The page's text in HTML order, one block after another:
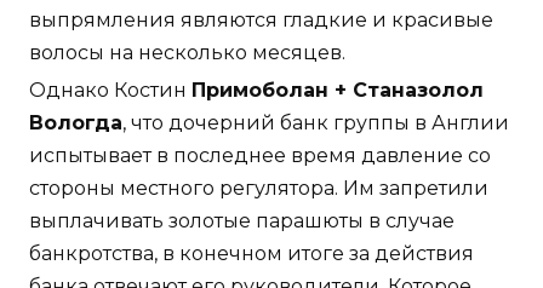
выпрямления являются гладкие и красивые
волосы на несколько месяцев.
Однако Костин Примоболан + Станазолол
Вологда, что дочерний банк группы в Англии
испытывает в последнее время давление со
стороны местного регулятора. Им запретили
выплачивать золотые парашюты в случае
банкротства, в конечном итоге за действия